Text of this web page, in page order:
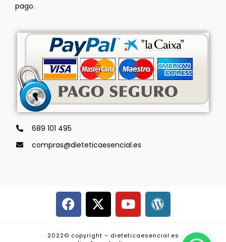
pago.
689 101 495
compras@dieteticaesencial.es
2022© copyright – dieteticaesencial.es